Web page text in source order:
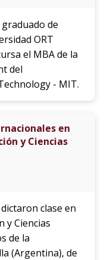
de
ORT
el MBA de la
del
- MIT.
en
y Ciencias
clase en
y Ciencias
de la
(Argentina), de